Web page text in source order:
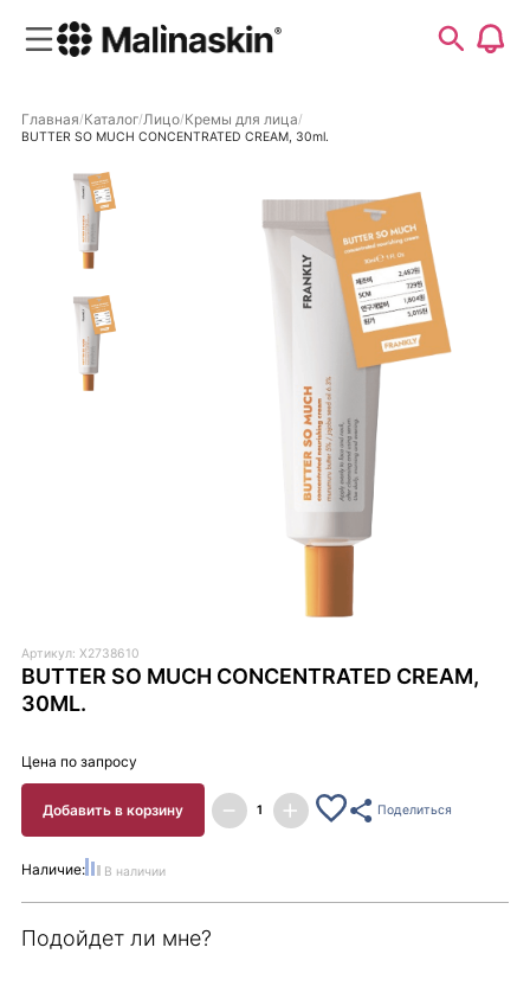
Главная Каталог Лицо Кремы для лица
BUTTER SO MUCH CONCENTRATED CREAM, 30ml.
Артикул: X2738610
BUTTER SO MUCH CONCENTRATED CREAM,
30ML.
Цена по запросу
Добавить в корзину Поделиться
Наличие: В наличии
Подойдет ли мне?